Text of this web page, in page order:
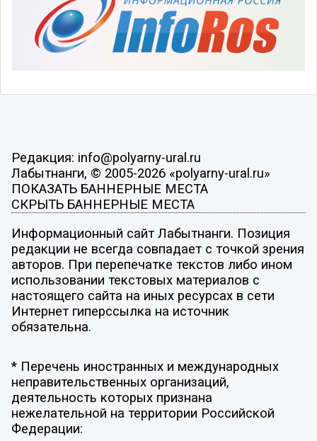
Редакция: info@polyarny-ural.ru
Лабытнанги, © 2005-2026 «polyarny-ural.ru»
ПОКАЗАТЬ БАННЕРНЫЕ МЕСТА
СКРЫТЬ БАННЕРНЫЕ МЕСТА
Информационный сайт Лабытнанги. Позиция
редакции не всегда совпадает с точкой зрения
авторов. При перепечатке текстов либо ином
использовании текстовых материалов с
настоящего сайта на иных ресурсах в сети
Интернет гиперссылка на источник
обязательна.
* Перечень иностранных и международных
неправительственных организаций,
деятельность которых признана
нежелательной на территории Российской
Федерации: